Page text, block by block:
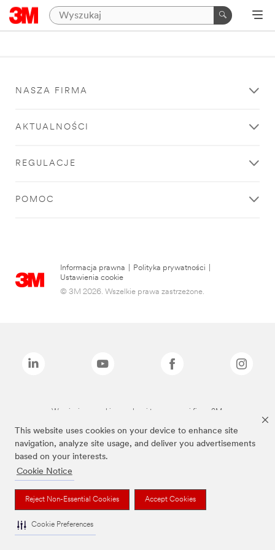
This website uses cookies on your device to enhance site
navigation, analyze site usage, and deliver you advertisements
based on your interests.
Cookie Notice
Reject Non-Essential Cookies Accept Cookies
Cookie Preferences
NASZA FIRMA
AKTUALNOŚCI
REGULACJE
POMOC
Informacja prawna Polityka prywatności
Ustawienia cookie
© 3M 2026. Wszelkie prawa zastrzeżone.
Wymienione marki są znakami towarowymi firmy 3M.